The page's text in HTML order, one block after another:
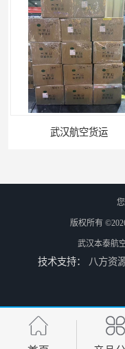
武汉航空货运
专业空运公司
版权所有
武汉本泰航
技术支持： 八方资